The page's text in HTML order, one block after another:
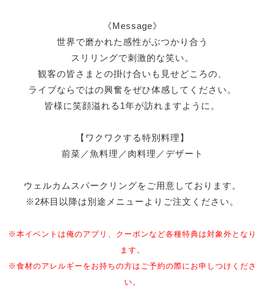
《Message》
世界で磨かれた感性がぶつかり合う
スリリングで刺激的な笑い。
観客の皆さまとの掛け合いも見せどころの、
ライブならではの興奮をぜひ体感してください。
皆様に笑顔溢れる1年が訪れますように。
【ワクワクする特別料理】
前菜／魚料理／肉料理／デザート
ウェルカムスパークリングをご用意しております。
※2杯目以降は別途メニューよりご注文ください。
※本イベントは俺のアプリ、クーポンなど各種特典は対象外となり
ます。
※食材のアレルギーをお持ちの方はご予約の際にお申しつけくださ
い。